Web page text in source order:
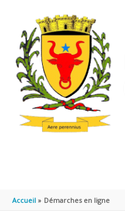
Accueil Démarches en ligne